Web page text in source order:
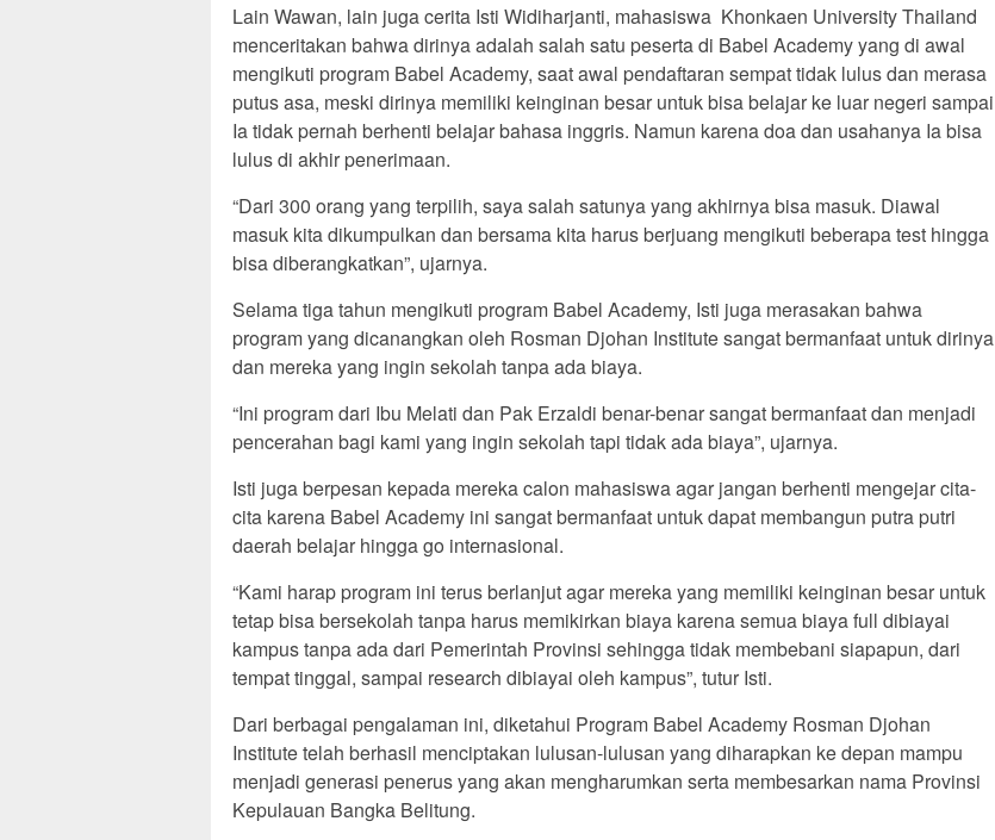
Lain Wawan, lain juga cerita Isti Widiharjanti, mahasiswa Khonkaen University Thailand
menceritakan bahwa dirinya adalah salah satu peserta di Babel Academy yang di awal
mengikuti program Babel Academy, saat awal pendaftaran sempat tidak lulus dan merasa
putus asa, meski dirinya memiliki keinginan besar untuk bisa belajar ke luar negeri sampai
Ia tidak pernah berhenti belajar bahasa inggris. Namun karena doa dan usahanya Ia bisa
lulus di akhir penerimaan.
“Dari 300 orang yang terpilih, saya salah satunya yang akhirnya bisa masuk. Diawal
masuk kita dikumpulkan dan bersama kita harus berjuang mengikuti beberapa test hingga
bisa diberangkatkan”, ujarnya.
Selama tiga tahun mengikuti program Babel Academy, Isti juga merasakan bahwa
program yang dicanangkan oleh Rosman Djohan Institute sangat bermanfaat untuk dirinya
dan mereka yang ingin sekolah tanpa ada biaya.
“Ini program dari Ibu Melati dan Pak Erzaldi benar-benar sangat bermanfaat dan menjadi
pencerahan bagi kami yang ingin sekolah tapi tidak ada biaya”, ujarnya.
Isti juga berpesan kepada mereka calon mahasiswa agar jangan berhenti mengejar cita-
cita karena Babel Academy ini sangat bermanfaat untuk dapat membangun putra putri
daerah belajar hingga go internasional.
“Kami harap program ini terus berlanjut agar mereka yang memiliki keinginan besar untuk
tetap bisa bersekolah tanpa harus memikirkan biaya karena semua biaya full dibiayai
kampus tanpa ada dari Pemerintah Provinsi sehingga tidak membebani siapapun, dari
tempat tinggal, sampai research dibiayai oleh kampus”, tutur Isti.
Dari berbagai pengalaman ini, diketahui Program Babel Academy Rosman Djohan
Institute telah berhasil menciptakan lulusan-lulusan yang diharapkan ke depan mampu
menjadi generasi penerus yang akan mengharumkan serta membesarkan nama Provinsi
Kepulauan Bangka Belitung.